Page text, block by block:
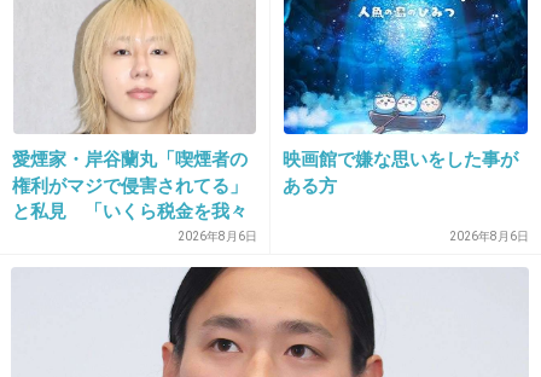
2014/08/10(日) 09:25:36
何でアナウンサーってスポーツ選手と付き合う
この組み合わせで退社してフリーになった人っ
て大体消えかかってない？
2014/08/10(日) 09:25:46
騒がれるほどの美貌でも逸材でもないと思いま
愛煙家・岸谷蘭丸「喫煙者の
権利がマジで侵害されてる」
と私見 「いくら税金を我々
2026年8月6日
映画館で嫌な思いをした事が
ある方
2026年8月6日